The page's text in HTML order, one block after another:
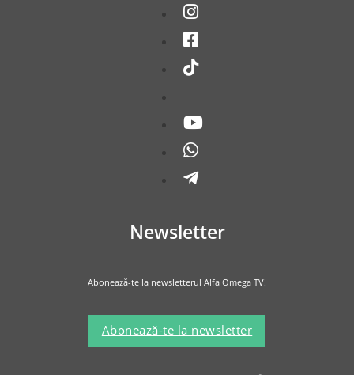
Newsletter
Abonează-te la newsletterul Alfa Omega TV!
Abonează-te la newsletter